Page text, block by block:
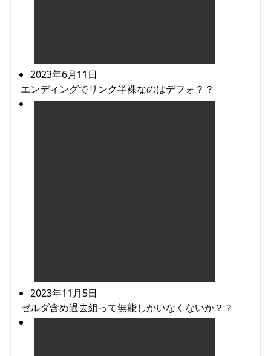
2023年6月11日
エンディングでリンク半裸なのはデフォ？？
2023年11月5日
ゼルダ含め過去組って無能しかいなくないか？？